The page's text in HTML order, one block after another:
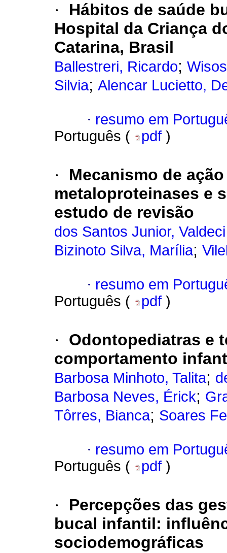
·
Hábitos de saúde
Hospital da Criança
Catarina, Brasil
Ballestreri, Ricardo;
Silvia; Alencar Lucietto,
· resumo em
Português (
pdf )
·
Mecanismo de
metaloproteinases e
estudo de revisão
dos Santos Junior,
Bizinoto Silva, Marília;
· resumo em
Português (
pdf )
·
Odontopediatras e
comportamento
Barbosa Minhoto, Talita;
Barbosa Neves, Érick;
Tôrres, Bianca; Soares
· resumo em
Português (
pdf )
·
Percepções das
bucal infantil:
sociodemográficas